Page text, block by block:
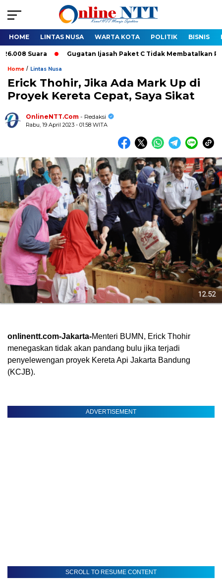
HOME LINTAS NUSA WARTA KOTA POLITIK BISNIS
Suara Gugatan Ijasah Paket C Tidak Membatalkan
Home / Lintas Nusa
Erick Thohir, Jika Ada Mark Up di
Proyek Kereta Cepat, Saya Sikat
OnlineNTT.Com - Redaksi
Rabu, 19 April 2023 - 01:58 WITA
onlinentt.com-Jakarta-Menteri BUMN, Erick Thohir
menegaskan tidak akan pandang bulu jika terjadi
penyelewengan proyek Kereta Api Jakarta Bandung
(KCJB).
ADVERTISEMENT
SCROLL TO RESUME CONTENT